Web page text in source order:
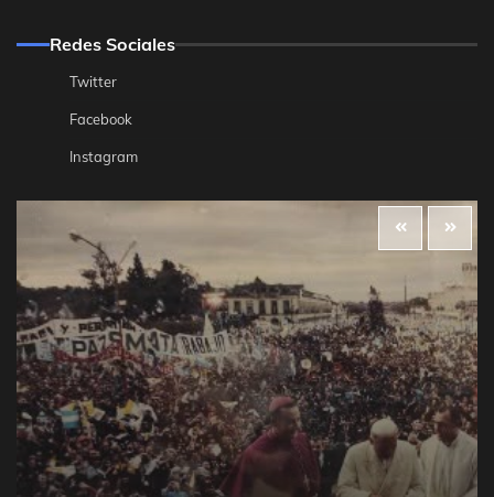
Redes Sociales
Twitter
Facebook
Instagram